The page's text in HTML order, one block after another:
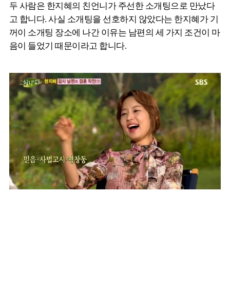
두 사람은 한지혜의 친언니가 주선한 소개팅으로 만났다
고 합니다. 사실 소개팅을 선호하지 않았다는 한지혜가 기
꺼이 소개팅 장소에 나간 이유는 남편의 세 가지 조건이 마
음이 들었기 때문이라고 합니다.